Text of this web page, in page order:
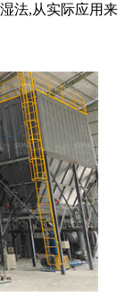
法,从实际应用来